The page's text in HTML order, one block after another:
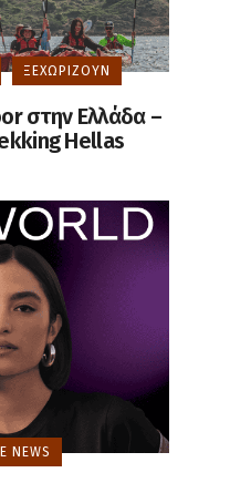
ΞΕΧΩΡΊΖΟΥΝ
στην Ελλάδα –
Hellas
NEWS